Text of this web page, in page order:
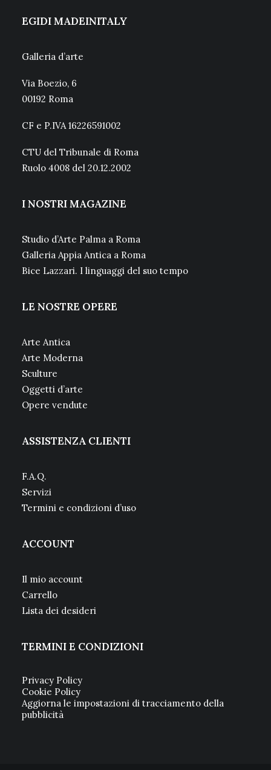
EGIDI MADEINITALY
Galleria d’arte
Via Boezio, 6
00192 Roma
CF e P.IVA 16226591002
CTU del Tribunale di Roma
Ruolo 4008 del 20.12.2002
I NOSTRI MAGAZINE
Studio d’Arte Palma a Roma
Galleria Appia Antica a Roma
Bice Lazzari. I linguaggi del suo tempo
LE NOSTRE OPERE
Arte Antica
Arte Moderna
Sculture
Oggetti d’arte
Opere vendute
ASSISTENZA CLIENTI
F.A.Q.
Servizi
Termini e condizioni d’uso
ACCOUNT
Il mio account
Carrello
Lista dei desideri
TERMINI E CONDIZIONI
Privacy Policy
Cookie Policy
Aggiorna le impostazioni di tracciamento della
pubblicità